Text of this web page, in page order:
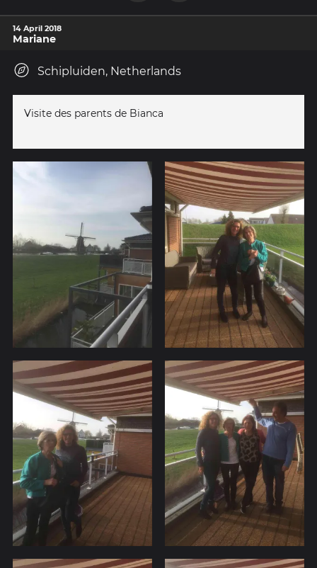
14 April 2018
Mariane
Schipluiden, Netherlands
Visite des parents de Bianca